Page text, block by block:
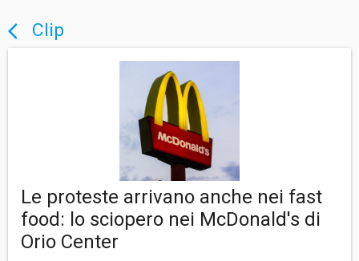
arrow_back_ios Clip
Le proteste arrivano anche nei fast
food: lo sciopero nei McDonald's di
Orio Center